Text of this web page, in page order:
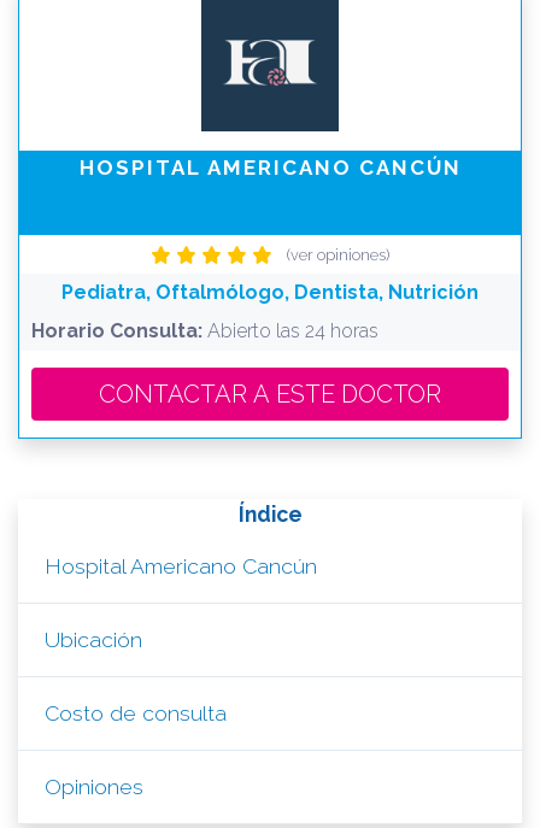
HOSPITAL AMERICANO CANCÚN
(ver opiniones)
Pediatra, Oftalmólogo, Dentista, Nutrición
Horario Consulta: Abierto las 24 horas
CONTACTAR A ESTE DOCTOR
Índice
Hospital Americano Cancún
Ubicación
Costo de consulta
Opiniones